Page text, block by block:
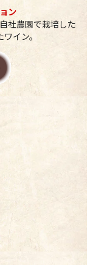
ン
社農園で栽培した
イン。